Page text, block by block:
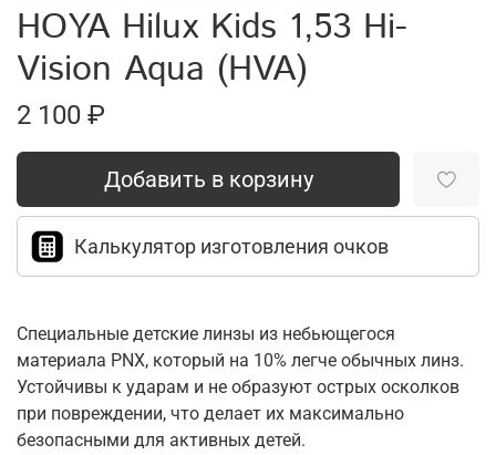
HOYA Hilux Kids 1,53 Hi-
Vision Aqua (HVA)
2 100 ₽
Добавить в корзину
Калькулятор изготовления очков
Специальные детские линзы из небьющегося
материала PNX, который на 10% легче обычных линз.
Устойчивы к ударам и не образуют острых осколков
при повреждении, что делает их максимально
безопасными для активных детей.